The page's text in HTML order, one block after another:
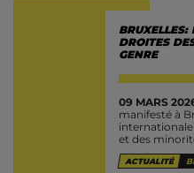
BRUXELLES:
DROITES
GENRE
09 MARS
manifesté à
et des
élancé...
ACTUALITÉ